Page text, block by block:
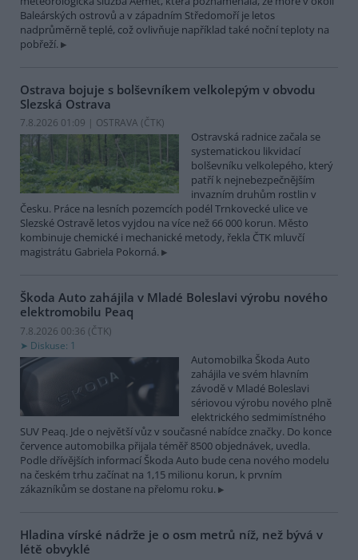
Baleárských ostrovů a v západním Středomoří je letos
nadprůměrně teplé, což ovlivňuje například také noční teploty na
pobřeží.
Ostrava bojuje s bolševníkem velkolepým v obvodu
Slezská Ostrava
7.8.2026 01:09 | OSTRAVA (ČTK)
Ostravská radnice začala se
systematickou likvidací
bolševníku velkolepého, který
patří k nejnebezpečnějším
invazním druhům rostlin v
Česku. Práce na lesních pozemcích podél Trnkovecké ulice ve
Slezské Ostravě letos vyjdou na více než 66 000 korun. Město
kombinuje chemické i mechanické metody, řekla ČTK mluvčí
magistrátu Gabriela Pokorná.
Škoda Auto zahájila v Mladé Boleslavi výrobu nového
elektromobilu Peaq
7.8.2026 00:36 (ČTK)
Diskuse: 1
Automobilka Škoda Auto
zahájila ve svém hlavním
závodě v Mladé Boleslavi
sériovou výrobu nového plně
elektrického sedmimístného
SUV Peaq. Jde o největší vůz v současné nabídce značky. Do konce
července automobilka přijala téměř 8500 objednávek, uvedla.
Podle dřívějších informací Škoda Auto bude cena nového modelu
na českém trhu začínat na 1,15 milionu korun, k prvním
zákazníkům se dostane na přelomu roku.
Hladina vírské nádrže je o osm metrů níž, než bývá v
létě obvyklé